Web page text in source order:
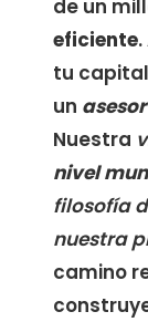
de un
eficiente
tu
un
Nuestra
nivel
filosofía
nuestra
camino